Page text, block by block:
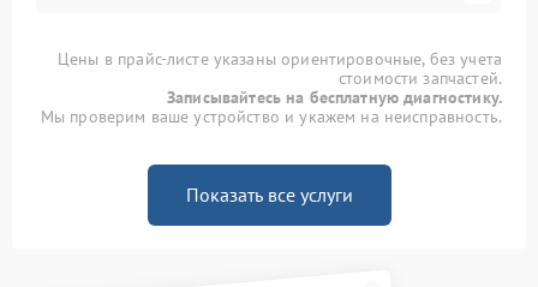
Цены в прайс-листе указаны ориентировочные, без учета
стоимости запчастей.
Записывайтесь на бесплатную диагностику.
Мы проверим ваше устройство и укажем на неисправность.
Показать все услуги